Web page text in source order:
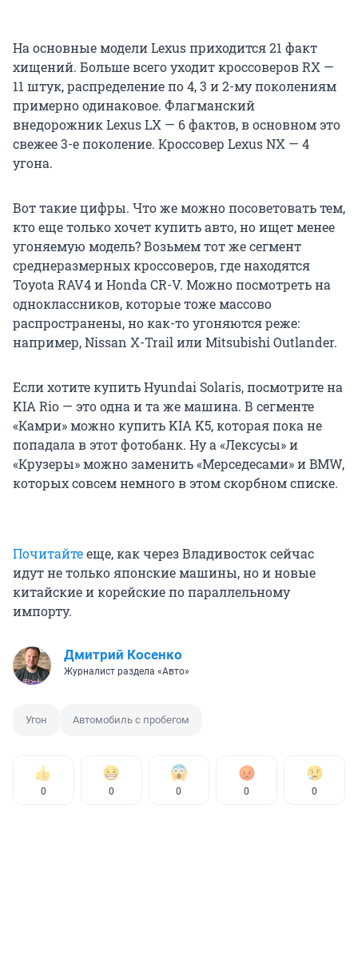
На основные модели Lexus приходится 21 факт
хищений. Больше всего уходит кроссоверов RX —
11 штук, распределение по 4, 3 и 2-му поколениям
примерно одинаковое. Флагманский
внедорожник Lexus LX — 6 фактов, в основном это
свежее 3-е поколение. Кроссовер Lexus NX — 4
угона.
Вот такие цифры. Что же можно посоветовать тем,
кто еще только хочет купить авто, но ищет менее
угоняемую модель? Возьмем тот же сегмент
среднеразмерных кроссоверов, где находятся
Toyota RAV4 и Honda CR-V. Можно посмотреть на
одноклассников, которые тоже массово
распространены, но как-то угоняются реже:
например, Nissan X-Trail или Mitsubishi Outlander.
Если хотите купить Hyundai Solaris, посмотрите на
KIA Rio — это одна и та же машина. В сегменте
«Камри» можно купить KIA K5, которая пока не
попадала в этот фотобанк. Ну а «Лексусы» и
«Крузеры» можно заменить «Мерседесами» и BMW,
которых совсем немного в этом скорбном списке.
Почитайтееще, как через Владивосток сейчас
идут не только японские машины, но и новые
китайские и корейские по параллельному
импорту.
Дмитрий Косенко
Журналист раздела «Авто»
Угон Автомобиль с пробегом
0 0 0 0 0